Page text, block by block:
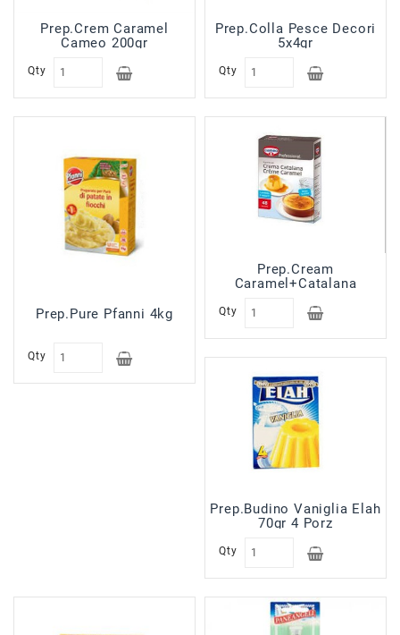
Prep.Crem Caramel
Cameo 200gr
Qty
Prep.Colla Pesce Decori
5x4gr
Qty
Prep.Pure Pfanni 4kg
Qty
Prep.Cream
Caramel+Catalana
Qty
Prep.Budino Vaniglia Elah
70gr 4 Porz
Qty